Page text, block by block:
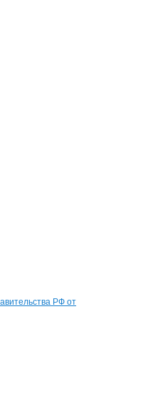
РФ от